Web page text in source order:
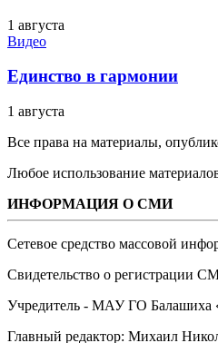
1 августа
Видео
Единство в гармонии
1 августа
Все права на материалы,
Любое использование
ИНФОРМАЦИЯ О СМИ
Сетевое средство массовой
Свидетельство о регистрации
Учредитель - МАУ ГО Балашиха
Главный редактор: Михаил